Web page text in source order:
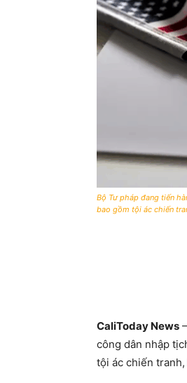
Bộ Tư pháp đang tiến
bao gồm tội ác chiến
CaliToday News
công dân nhập
tội ác chiến